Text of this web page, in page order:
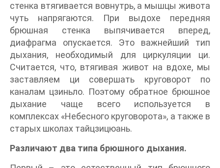
стенка втягивается вовнутрь, а мышцы живота
чуть напрягаются. При выдохе передняя
брюшная стенка выпячивается вперед,
диафрагма опускается. Это важнейший тип
дыхания, необходимый для циркуляции ци.
Считается, что, втягивая живот на вдохе, мы
заставляем ци совершать круговорот по
каналам цзиньло. Поэтому обратное брюшное
дыхание чаще всего используется в
комплексах «Небесного круговорота», а также в
старых школах тайцзицюань.
Различают два типа брюшного дыхания.